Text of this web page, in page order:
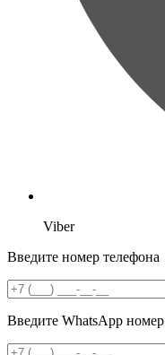
Viber
Введите номер телефона
Введите WhatsApp номер